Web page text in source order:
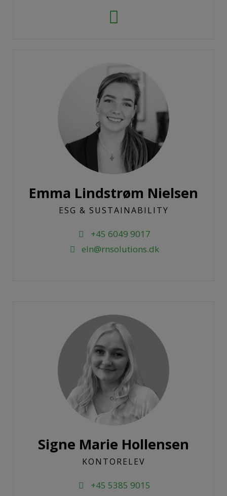
Emma Lindstrøm Nielsen
ESG & SUSTAINABILITY
+45 6049 9017
eln@rnsolutions.dk
Signe Marie Hollensen
KONTORELEV
+45 5385 9015